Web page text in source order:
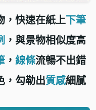
，快速在紙上下筆
，與景物相似度高
， 線條流暢不出錯
，勾勒出質感細膩